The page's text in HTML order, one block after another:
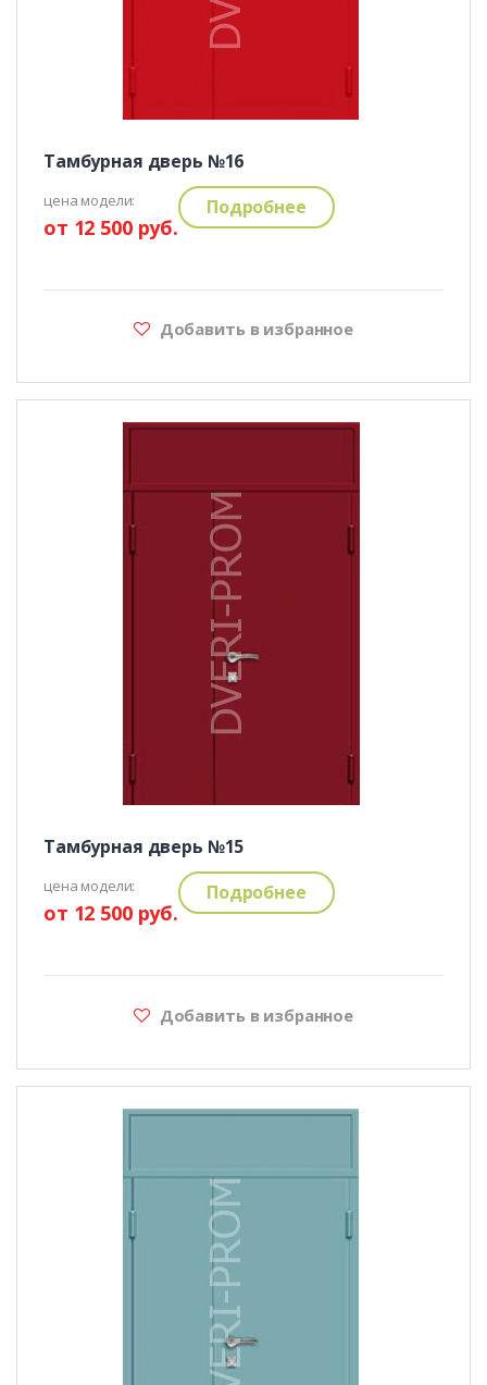
Тамбурная дверь №16
цена модели:
от 12 500 руб.
Подробнее
Добавить в избранное
Тамбурная дверь №15
цена модели:
от 12 500 руб.
Подробнее
Добавить в избранное